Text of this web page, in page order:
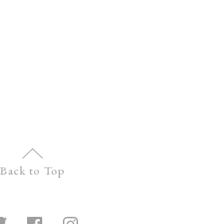
Back to Top